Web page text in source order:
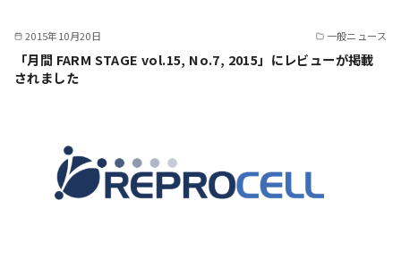
2015年10月20日 一般ニュース
「月間 FARM STAGE vol.15, No.7, 2015」にレビューが掲載
されました